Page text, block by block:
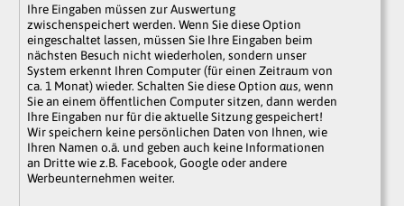
Ihre Eingaben müssen zur Auswertung
zwischenspeichert werden. Wenn Sie diese Option
eingeschaltet lassen, müssen Sie Ihre Eingaben beim
nächsten Besuch nicht wiederholen, sondern unser
System erkennt Ihren Computer (für einen Zeitraum von
ca. 1 Monat) wieder. Schalten Sie diese Option aus, wenn
Sie an einem öffentlichen Computer sitzen, dann werden
Ihre Eingaben nur für die aktuelle Sitzung gespeichert!
Wir speichern keine persönlichen Daten von Ihnen, wie
Ihren Namen o.ä. und geben auch keine Informationen
an Dritte wie z.B. Facebook, Google oder andere
Werbeunternehmen weiter.